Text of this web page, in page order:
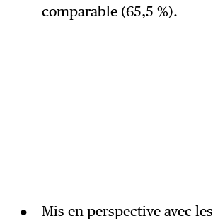
comparable (65,5 %).
Mis en perspective avec